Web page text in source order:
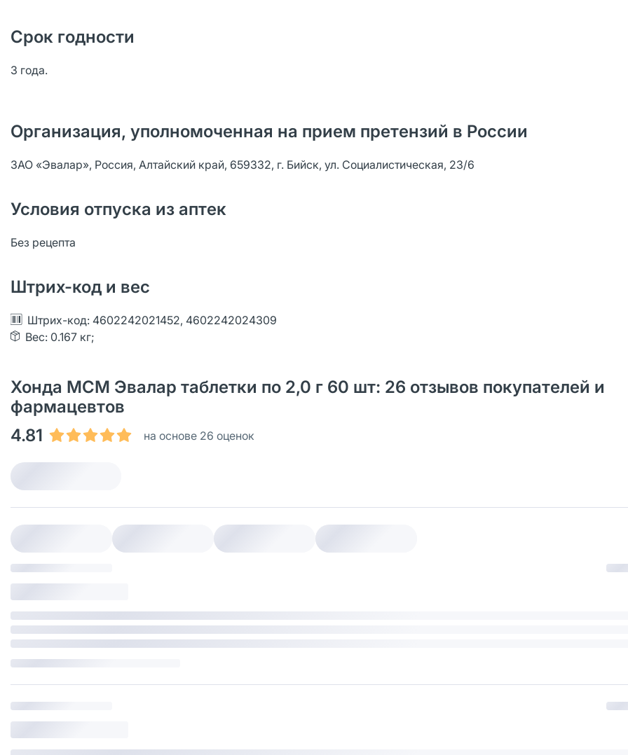
Срок годности
3 года.
Организация, уполномоченная на прием претензий в России
ЗАО «Эвалар», Россия, Алтайский край, 659332, г. Бийск, ул. Социалистическая, 23/6
Условия отпуска из аптек
Без рецепта
Штрих-код и вес
Штрих-код: 4602242021452, 4602242024309
Вес: 0.167 кг;
Хонда МСМ Эвалар таблетки по 2,0 г 60 шт: 26 отзывов покупателей и
фармацевтов
4.81
на основе 26 оценок